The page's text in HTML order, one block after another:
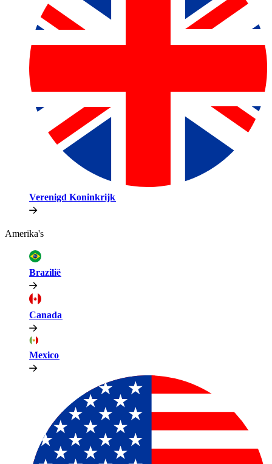
Verenigd Koninkrijk​​
Amerika's​​
Brazilië​​
Canada​​
Mexico​​